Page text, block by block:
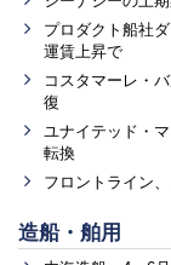
プロダクト船社
運賃上昇で
コスタマーレ・
復
ユナイテッド・
転換
フロントライン
造船・舶用